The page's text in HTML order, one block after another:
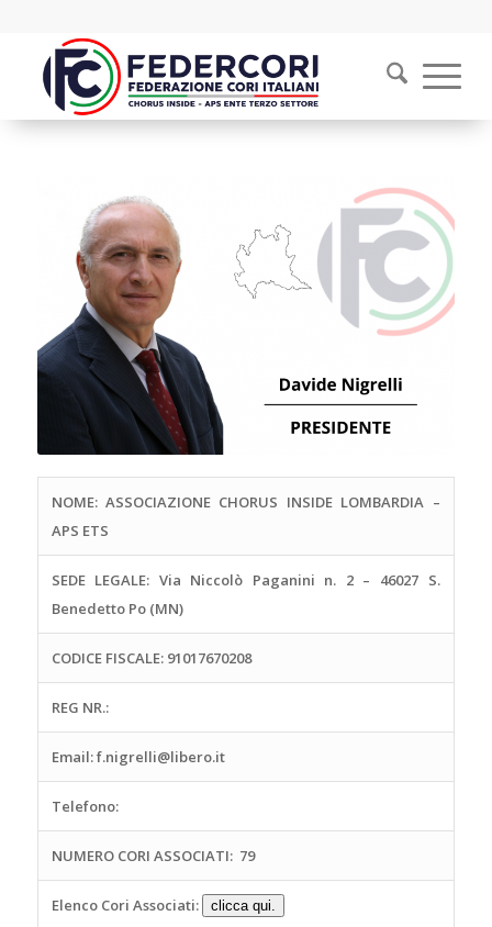
NOME: ASSOCIAZIONE CHORUS INSIDE LOMBARDIA –
APS ETS
SEDE LEGALE: Via Niccolò Paganini n. 2 – 46027 S.
Benedetto Po (MN)
CODICE FISCALE: 91017670208
REG NR.:
Email: f.nigrelli@libero.it
Telefono:
NUMERO CORI ASSOCIATI: 79
Elenco Cori Associati: clicca qui.